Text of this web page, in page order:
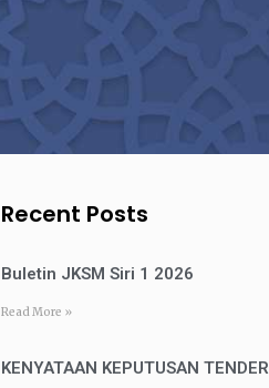
Recent Posts
Buletin JKSM Siri 1 2026
Read More »
KENYATAAN KEPUTUSAN TENDER